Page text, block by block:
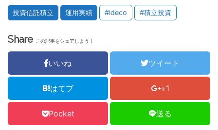
投資信託積立 運用実績 #ideco #積立投資
Share この記事をシェアしよう！
いいね ツイート
はてブ +1
Pocket 送る